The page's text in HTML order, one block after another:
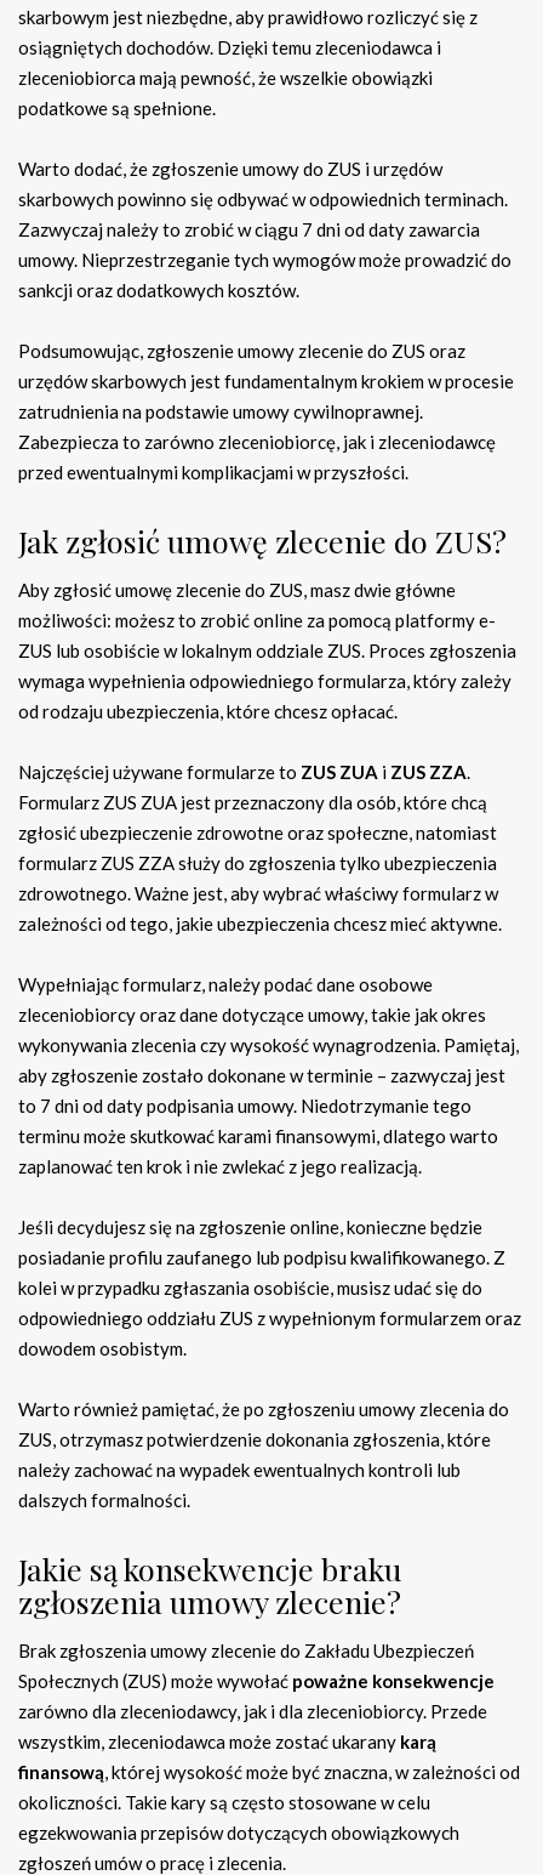
skarbowym jest niezbędne, aby prawidłowo rozliczyć się z
osiągniętych dochodów. Dzięki temu zleceniodawca i
zleceniobiorca mają pewność, że wszelkie obowiązki
podatkowe są spełnione.
Warto dodać, że zgłoszenie umowy do ZUS i urzędów
skarbowych powinno się odbywać w odpowiednich terminach.
Zazwyczaj należy to zrobić w ciągu 7 dni od daty zawarcia
umowy. Nieprzestrzeganie tych wymogów może prowadzić do
sankcji oraz dodatkowych kosztów.
Podsumowując, zgłoszenie umowy zlecenie do ZUS oraz
urzędów skarbowych jest fundamentalnym krokiem w procesie
zatrudnienia na podstawie umowy cywilnoprawnej.
Zabezpiecza to zarówno zleceniobiorcę, jak i zleceniodawcę
przed ewentualnymi komplikacjami w przyszłości.
Jak zgłosić umowę zlecenie do ZUS?
Aby zgłosić umowę zlecenie do ZUS, masz dwie główne
możliwości: możesz to zrobić online za pomocą platformy e-
ZUS lub osobiście w lokalnym oddziale ZUS. Proces zgłoszenia
wymaga wypełnienia odpowiedniego formularza, który zależy
od rodzaju ubezpieczenia, które chcesz opłacać.
Najczęściej używane formularze to ZUS ZUA i ZUS ZZA.
Formularz ZUS ZUA jest przeznaczony dla osób, które chcą
zgłosić ubezpieczenie zdrowotne oraz społeczne, natomiast
formularz ZUS ZZA służy do zgłoszenia tylko ubezpieczenia
zdrowotnego. Ważne jest, aby wybrać właściwy formularz w
zależności od tego, jakie ubezpieczenia chcesz mieć aktywne.
Wypełniając formularz, należy podać dane osobowe
zleceniobiorcy oraz dane dotyczące umowy, takie jak okres
wykonywania zlecenia czy wysokość wynagrodzenia. Pamiętaj,
aby zgłoszenie zostało dokonane w terminie – zazwyczaj jest
to 7 dni od daty podpisania umowy. Niedotrzymanie tego
terminu może skutkować karami finansowymi, dlatego warto
zaplanować ten krok i nie zwlekać z jego realizacją.
Jeśli decydujesz się na zgłoszenie online, konieczne będzie
posiadanie profilu zaufanego lub podpisu kwalifikowanego. Z
kolei w przypadku zgłaszania osobiście, musisz udać się do
odpowiedniego oddziału ZUS z wypełnionym formularzem oraz
dowodem osobistym.
Warto również pamiętać, że po zgłoszeniu umowy zlecenia do
ZUS, otrzymasz potwierdzenie dokonania zgłoszenia, które
należy zachować na wypadek ewentualnych kontroli lub
dalszych formalności.
Jakie są konsekwencje braku
zgłoszenia umowy zlecenie?
Brak zgłoszenia umowy zlecenie do Zakładu Ubezpieczeń
Społecznych (ZUS) może wywołać poważne konsekwencje
zarówno dla zleceniodawcy, jak i dla zleceniobiorcy. Przede
wszystkim, zleceniodawca może zostać ukarany karą
finansową, której wysokość może być znaczna, w zależności od
okoliczności. Takie kary są często stosowane w celu
egzekwowania przepisów dotyczących obowiązkowych
zgłoszeń umów o pracę i zlecenia.